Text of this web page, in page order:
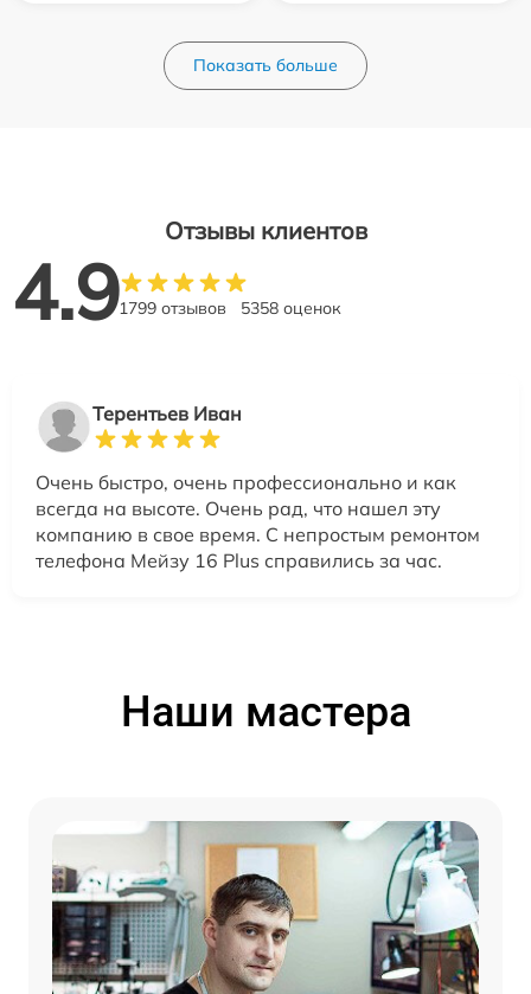
Показать больше
Отзывы клиентов
4.91799 отзывов 5358 оценок
Терентьев Иван
Очень быстро, очень профессионально и как
всегда на высоте. Очень рад, что нашел эту
компанию в свое время. С непростым ремонтом
телефона Мейзу 16 Plus справились за час.
Наши мастера